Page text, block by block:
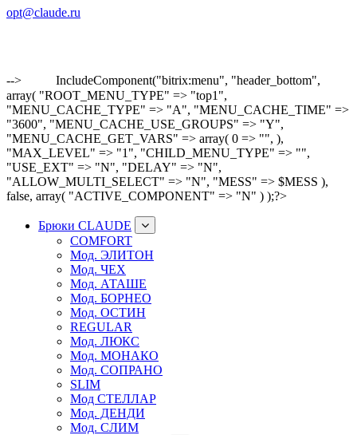
opt@claude.ru
-->
IncludeComponent("bitrix:menu", "header_bottom",
array( "ROOT_MENU_TYPE" => "top1",
"MENU_CACHE_TYPE" => "A", "MENU_CACHE_TIME" =>
"3600", "MENU_CACHE_USE_GROUPS" => "Y",
"MENU_CACHE_GET_VARS" => array( 0 => "", ),
"MAX_LEVEL" => "1", "CHILD_MENU_TYPE" => "",
"USE_EXT" => "N", "DELAY" => "N",
"ALLOW_MULTI_SELECT" => "N", "MESS" => $MESS ),
false, array( "ACTIVE_COMPONENT" => "N" ) );?>
Брюки CLAUDE
COMFORT
Мод. ЭЛИТОН
Мод. ЧЕХ
Мод. АТАШЕ
Мод. БОРНЕО
Мод. ОСТИН
REGULAR
Мод. ЛЮКС
Мод. МОНАКО
Мод. СОПРАНО
SLIM
Мод СТЕЛЛАР
Мод. ДЕНДИ
Мод. СЛИМ